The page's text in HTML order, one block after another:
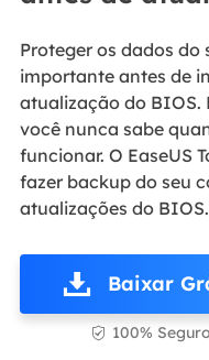
Proteger os dados
importante antes de
atualização do BIOS.
você nunca sabe
funcionar. O EaseUS
fazer backup do seu
atualizações do BIOS.
Baixar
 100% Seguro